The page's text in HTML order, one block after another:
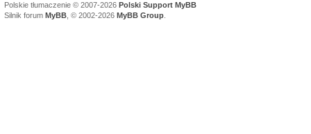
Polskie tłumaczenie © 2007-2026 Polski Support MyBB
Silnik forum MyBB , © 2002-2026 MyBB Group